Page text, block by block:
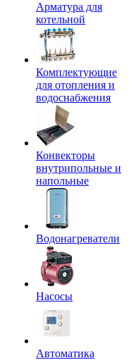
Арматура для
котельной
Комплектующие
для отопления и
водоснабжения
Конвекторы
внутрипольные и
напольные
Водонагреватели
Насосы
Автоматика